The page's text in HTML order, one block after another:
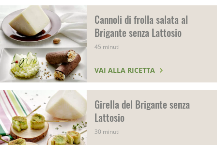
Cannoli di frolla salata al
Brigante senza Lattosio
45 minuti
VAI ALLA RICETTA
Girella del Brigante senza
Lattosio
30 minuti